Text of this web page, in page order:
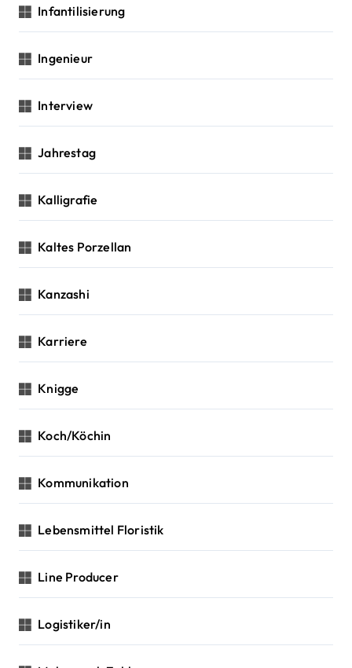
Infantilisierung
Ingenieur
Interview
Jahrestag
Kalligrafie
Kaltes Porzellan
Kanzashi
Karriere
Knigge
Koch/Köchin
Kommunikation
Lebensmittel Floristik
Line Producer
Logistiker/in